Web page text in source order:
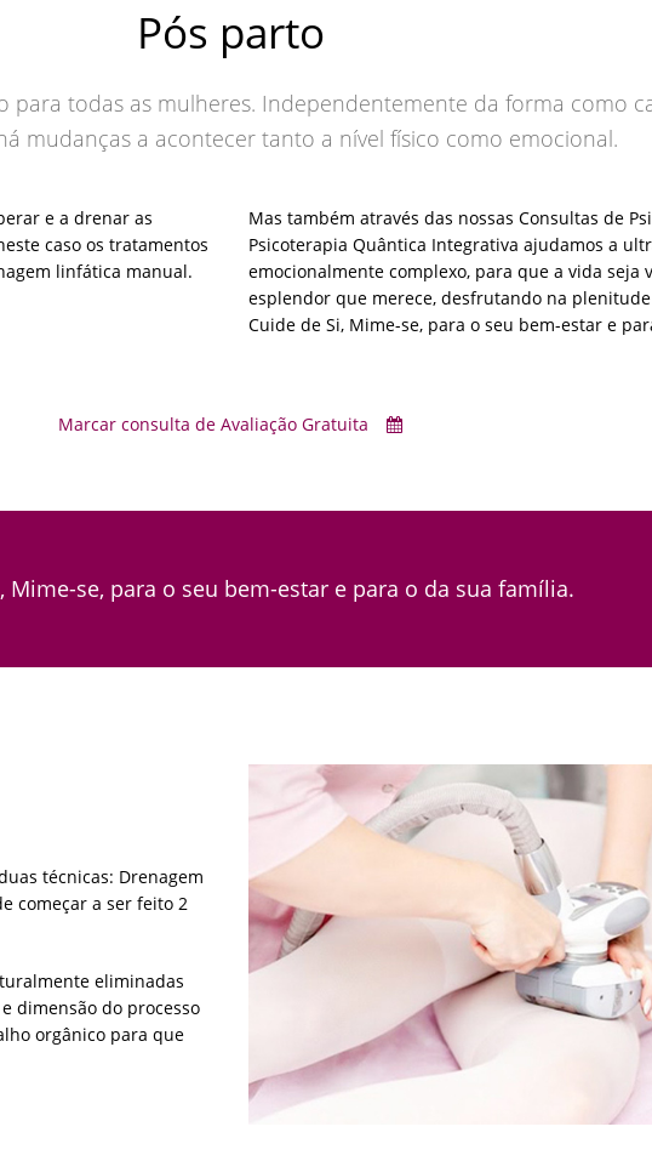
Pós parto
todas as mulheres. Independentemente da forma como
mudanças a acontecer tanto a nível físico como emocional.
e a drenar as
caso os tratamentos
linfática manual.
Mas também através das nossas Consultas de
Psicoterapia Quântica Integrativa ajudamos a
emocionalmente complexo, para que a vida seja
esplendor que merece, desfrutando na
Cuide de Si, Mime-se, para o seu bem-estar e
Marcar consulta de Avaliação Gratuita
Mime-se, para o seu bem-estar e para o da sua família.
técnicas: Drenagem
começar a ser feito 2
eliminadas
dimensão do processo
orgânico para que